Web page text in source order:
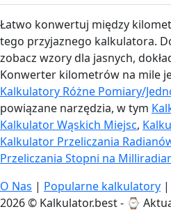
Łatwo konwertuj między
tego przyjaznego kalkulatora.
zobacz wzory dla jasnych,
Konwerter kilometrów na mile
Kalkulatory Różne Pomiary/
powiązane narzędzia, w tym
Kalkulator Wąskich Miejsc,
Kalkulator Przeliczania
Przeliczania Stopni na
O Nas | Popularne kalkulatory |
2026 © Kalkulator.best - ⌚